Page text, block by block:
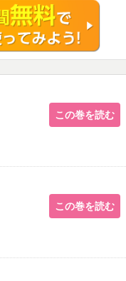
、すでに二人の関係が冷えて
データーを盗ませる。
この巻を読む
この巻を読む